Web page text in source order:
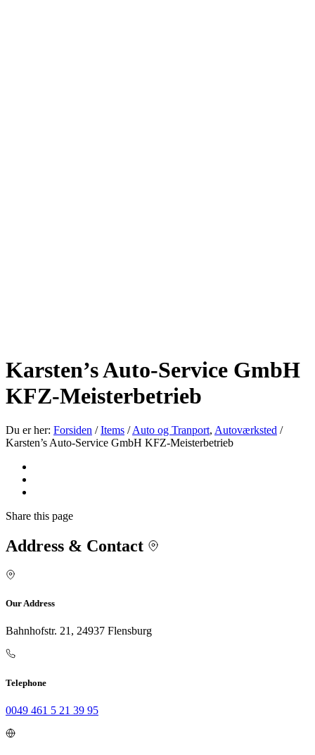
Karsten’s Auto-Service GmbH
KFZ-Meisterbetrieb
Du er her: Forsiden / Items / Auto og Tranport, Autoværksted /
Karsten’s Auto-Service GmbH KFZ-Meisterbetrieb
Share this page
Address & Contact
Our Address
Bahnhofstr. 21, 24937 Flensburg
Telephone
0049 461 5 21 39 95